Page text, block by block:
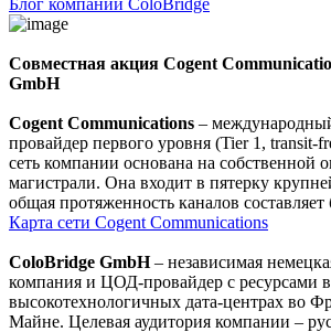
Совместная акция Cogent
GmbH
Cogent Communications –
провайдер первого уровня (Tier 1, transit-
сеть компании основана на собственной
магистрали. Она входит в пятерку
общая протяженность каналов
Карта сети Cogent Communications
ColoBridge GmbH– независимая
компания и ЦОД-провайдер с ресурсами в
высокотехнологичных дата-центрах во
Майне. Целевая аудитория компании –